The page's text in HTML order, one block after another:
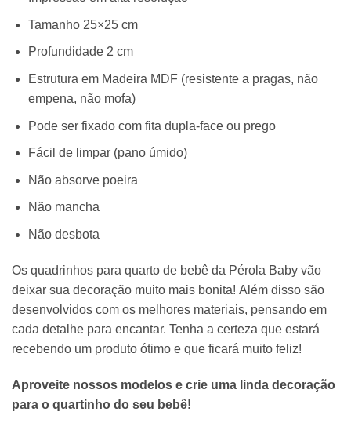
Tamanho 25×25 cm
Profundidade 2 cm
Estrutura em Madeira MDF (resistente a pragas, não
empena, não mofa)
Pode ser fixado com fita dupla-face ou prego
Fácil de limpar (pano úmido)
Não absorve poeira
Não mancha
Não desbota
Os quadrinhos para quarto de bebê da Pérola Baby vão
deixar sua decoração muito mais bonita! Além disso são
desenvolvidos com os melhores materiais, pensando em
cada detalhe para encantar. Tenha a certeza que estará
recebendo um produto ótimo e que ficará muito feliz!
Aproveite nossos modelos e crie uma linda decoração
para o quartinho do seu bebê!